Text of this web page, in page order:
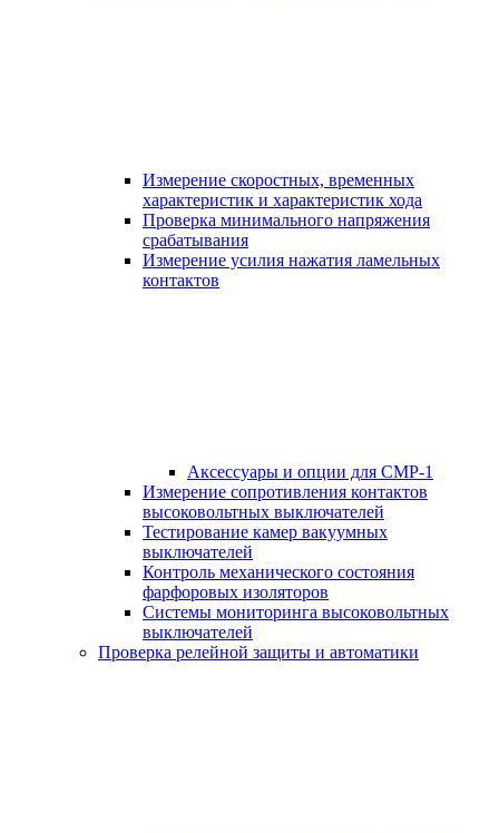
Измерение скоростных, временных
характеристик и характеристик хода
Проверка минимального напряжения
срабатывания
Измерение усилия нажатия ламельных
контактов
Аксессуары и опции для СМР-1
Измерение сопротивления контактов
высоковольтных выключателей
Тестирование камер вакуумных
выключателей
Контроль механического состояния
фарфоровых изоляторов
Системы мониторинга высоковольтных
выключателей
Проверка релейной защиты и автоматики